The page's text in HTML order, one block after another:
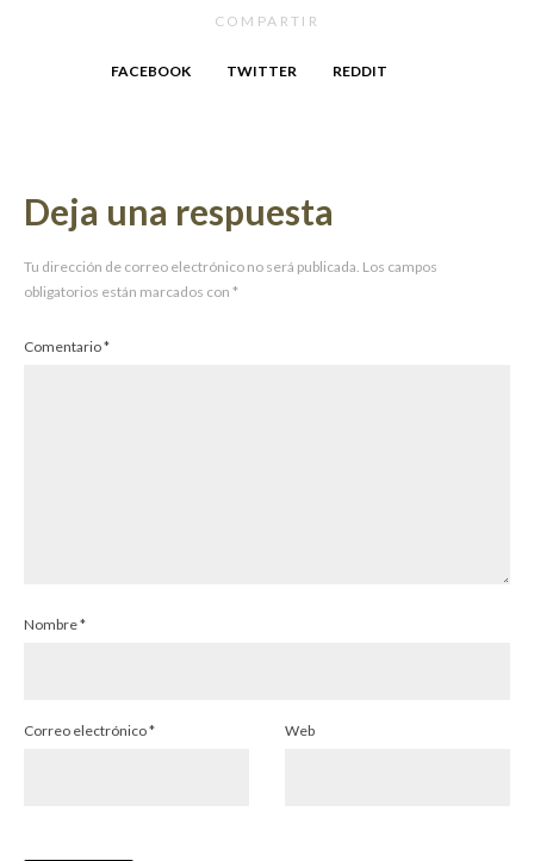
COMPARTIR
FACEBOOK TWITTER REDDIT
Deja una respuesta
Tu dirección de correo electrónico no será publicada. Los campos
obligatorios están marcados con *
Comentario*
Nombre*
Correo electrónico* Web